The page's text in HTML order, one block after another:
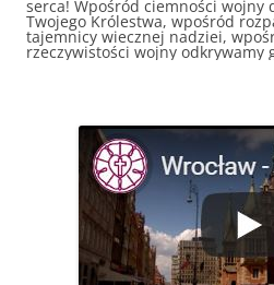
serca! Wpośród ciemności wojny
Twojego Królestwa, wpośród
tajemnicy wiecznej nadziei,
rzeczywistości wojny odkrywamy